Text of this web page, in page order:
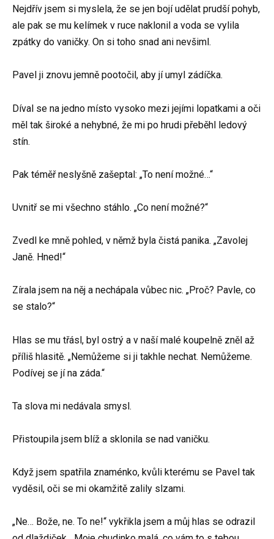
Nejdřív jsem si myslela, že se jen bojí udělat prudší pohyb,
ale pak se mu kelímek v ruce naklonil a voda se vylila
zpátky do vaničky. On si toho snad ani nevšiml.
Pavel ji znovu jemně pootočil, aby jí umyl zádíčka.
Díval se na jedno místo vysoko mezi jejími lopatkami a oči
měl tak široké a nehybné, že mi po hrudi přeběhl ledový
stín.
Pak téměř neslyšně zašeptal: „To není možné…“
Uvnitř se mi všechno stáhlo. „Co není možné?“
Zvedl ke mně pohled, v němž byla čistá panika. „Zavolej
Janě. Hned!“
Zírala jsem na něj a nechápala vůbec nic. „Proč? Pavle, co
se stalo?“
Hlas se mu třásl, byl ostrý a v naší malé koupelně zněl až
příliš hlasitě. „Nemůžeme si ji takhle nechat. Nemůžeme.
Podívej se jí na záda.“
Ta slova mi nedávala smysl.
Přistoupila jsem blíž a sklonila se nad vaničku.
Když jsem spatřila znaménko, kvůli kterému se Pavel tak
vyděsil, oči se mi okamžitě zalily slzami.
„Ne… Bože, ne. To ne!“ vykřikla jsem a můj hlas se odrazil